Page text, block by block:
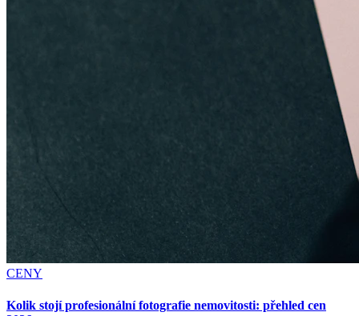
CENY
Kolik stojí profesionální fotografie nemovitosti: přehled cen